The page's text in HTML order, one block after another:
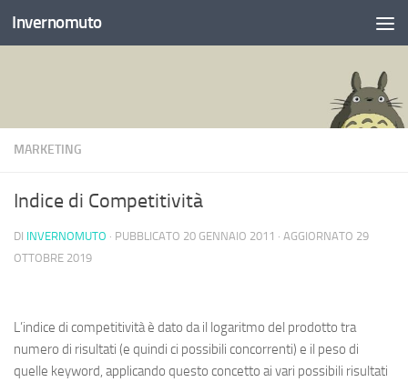
Salta al contenuto
Invernomuto
MARKETING
Indice di Competitività
DI INVERNOMUTO · PUBBLICATO 20 GENNAIO 2011 · AGGIORNATO 29
OTTOBRE 2019
L’indice di competitività è dato da il logaritmo del prodotto tra
numero di risultati (e quindi ci possibili concorrenti) e il peso di
quelle keyword, applicando questo concetto ai vari possibili risultati